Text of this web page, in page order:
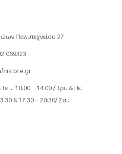
Πολυτεχνείου 27
069323
Τετ.: 10:00 - 14:00 / Τρι. & Πε.
& 17:30 – 20:30/ Σα.: